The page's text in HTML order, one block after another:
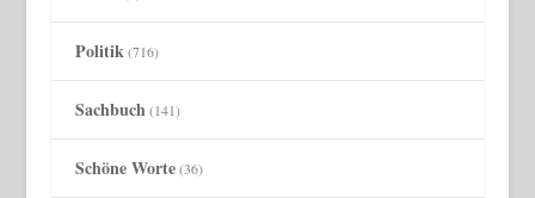
Politik(716)
Sachbuch(141)
Schöne Worte(36)